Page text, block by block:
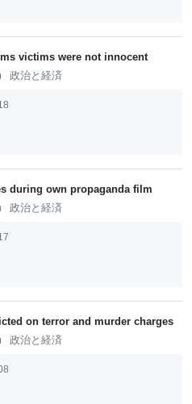
victims were not innocent
政治と経済
during own propaganda film
政治と経済
on terror and murder charges
政治と経済